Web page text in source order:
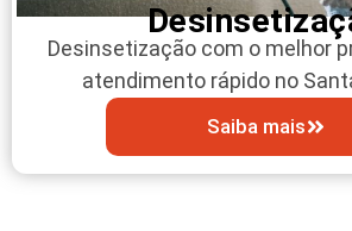
Desinsetização com o melhor
atendimento rápido no
Saiba mais